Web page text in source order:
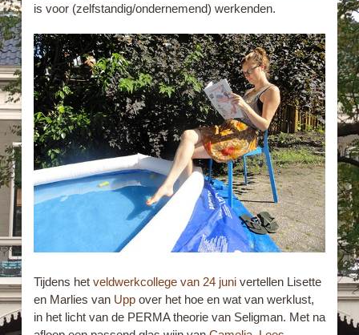
is voor (zelfstandig/ondernemend) werkenden.
Tijdens het veldwerkcollege van 24 juni vertellen Lisette
en Marlies van Uppover het hoe en wat van werklust,
in het licht van de PERMA theorie van Seligman. Met na